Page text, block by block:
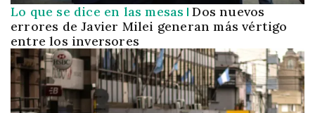
Lo que se dice en las mesas Dos nuevos
errores de Javier Milei generan más vértigo
entre los inversores